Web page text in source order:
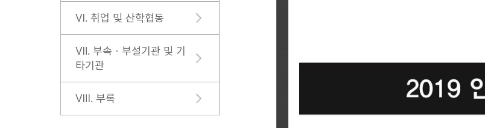
Ⅵ. 취업 및 산학협동
Ⅶ. 부속ㆍ부설기관 및 기
타기관
Ⅷ. 부록